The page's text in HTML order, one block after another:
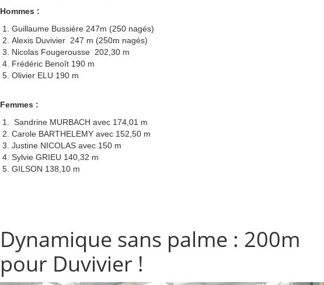
Hommes :
Guillaume Bussière 247m (250 nagés)
Alexis Duvivier 247 m (250m nagés)
Nicolas Fougerousse 202,30 m
Frédéric Benoît 190 m
Olivier ELU 190 m
Femmes :
Sandrine MURBACH avec 174,01 m
Carole BARTHELEMY avec 152,50 m
Justine NICOLAS avec 150 m
Sylvie GRIEU 140,32 m
GILSON 138,10 m
Dynamique sans palme : 200m
pour Duvivier !